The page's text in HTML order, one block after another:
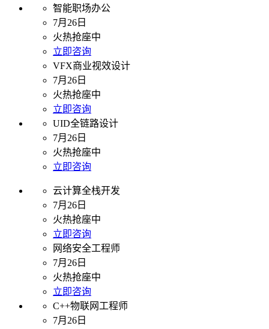
智能职场办公
7月26日
火热抢座中
立即咨询
VFX商业视效设计
7月26日
火热抢座中
立即咨询
UID全链路设计
7月26日
火热抢座中
立即咨询
云计算全栈开发
7月26日
火热抢座中
立即咨询
网络安全工程师
7月26日
火热抢座中
立即咨询
C++物联网工程师
7月26日